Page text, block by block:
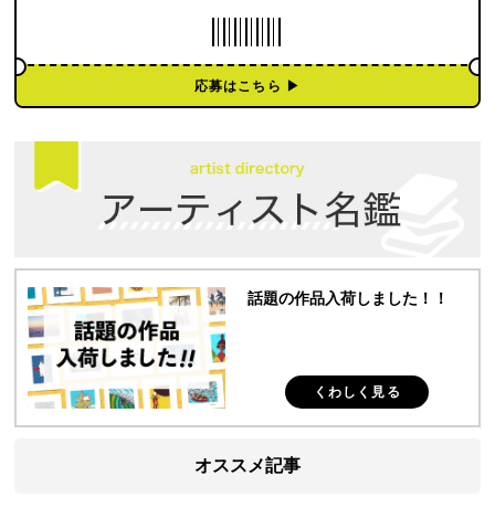
応募はこちら ▶︎
話題の作品入荷しました！！
くわしく見る
オススメ記事